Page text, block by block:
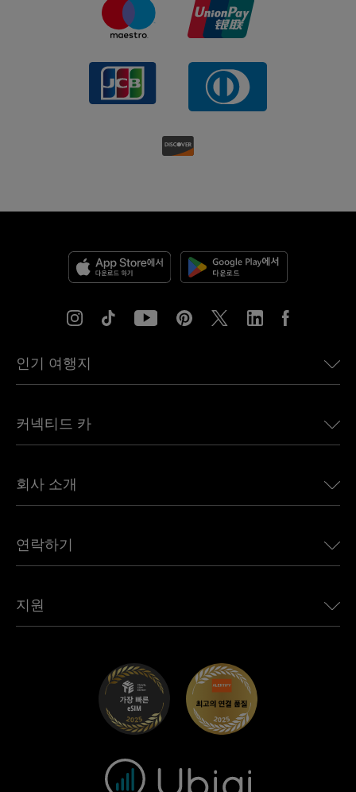
인기 여행지
유럽용 eSIM
캐나다용 eSIM
아프리카용 eSIM
모든 목적지 보기
커넥티드 카
Land Rover용 Ubigi
Jeep용 Ubigi
Mini용 Ubigi
Maserati용 Ubigi
회사 소개
언론에 소개된 Ubigi
Ubigi 앱
연락하기
제휴 프로그램
지원